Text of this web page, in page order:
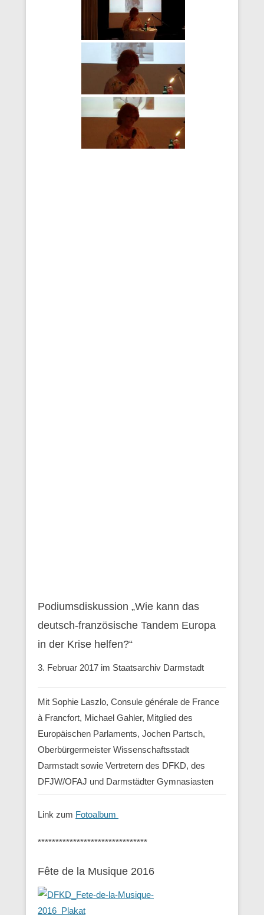
Podiumsdiskussion „Wie kann das
deutsch-französische Tandem Europa
in der Krise helfen?“
3. Februar 2017 im Staatsarchiv Darmstadt
Mit Sophie Laszlo, Consule générale de France
à Francfort, Michael Gahler, Mitglied des
Europäischen Parlaments, Jochen Partsch,
Oberbürgermeister Wissenschaftsstadt
Darmstadt sowie Vertretern des DFKD, des
DFJW/OFAJ und Darmstädter Gymnasiasten
Link zum Fotoalbum
*******************************
Fête de la Musique 2016